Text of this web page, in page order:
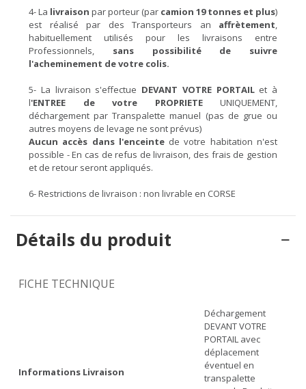
4- La livraison par porteur (par camion 19 tonnes et plus)
est réalisé par des Transporteurs an affrètement,
habituellement utilisés pour les livraisons entre
Professionnels, sans possibilité de suivre
l'acheminement de votre colis.
5- La livraison s'effectue DEVANT VOTRE PORTAILet à
l'ENTREE de votre PROPRIETEUNIQUEMENT,
déchargement par Transpalette manuel (pas de grue ou
autres moyens de levage ne sont prévus)
Aucun accès dans l'enceintede votre habitation n'est
possible - En cas de refus de livraison, des frais de gestion
et de retour seront appliqués.
6- Restrictions de livraison : non livrable en CORSE
Détails du produit
FICHE TECHNIQUE
Informations Livraison
Déchargement
DEVANT VOTRE
PORTAIL avec
déplacement
éventuel en
transpalette